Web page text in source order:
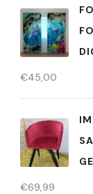
€45,00
€69,99